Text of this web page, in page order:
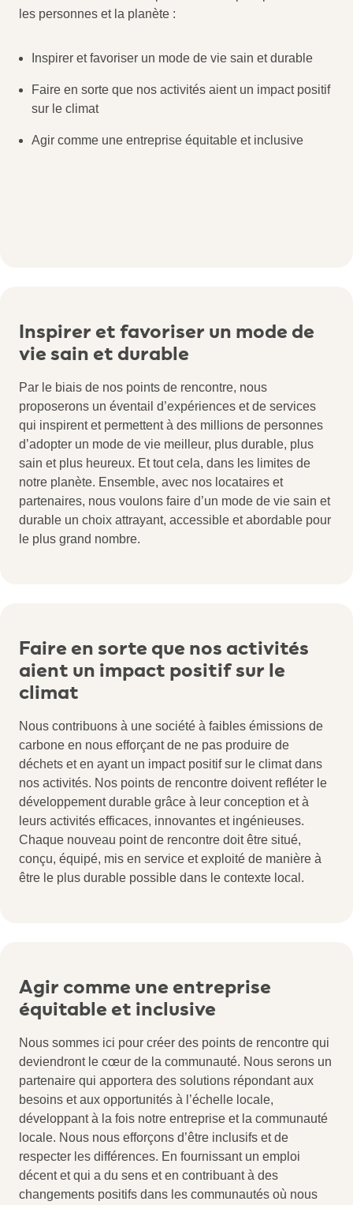
les personnes et la planète :
Inspirer et favoriser un mode de vie sain et durable
Faire en sorte que nos activités aient un impact positif
sur le climat
Agir comme une entreprise équitable et inclusive
Inspirer et favoriser un mode de
vie sain et durable
Par le biais de nos points de rencontre, nous
proposerons un éventail d’expériences et de services
qui inspirent et permettent à des millions de personnes
d’adopter un mode de vie meilleur, plus durable, plus
sain et plus heureux. Et tout cela, dans les limites de
notre planète. Ensemble, avec nos locataires et
partenaires, nous voulons faire d’un mode de vie sain et
durable un choix attrayant, accessible et abordable pour
le plus grand nombre.
Faire en sorte que nos activités
aient un impact positif sur le
climat
Nous contribuons à une société à faibles émissions de
carbone en nous efforçant de ne pas produire de
déchets et en ayant un impact positif sur le climat dans
nos activités. Nos points de rencontre doivent refléter le
développement durable grâce à leur conception et à
leurs activités efficaces, innovantes et ingénieuses.
Chaque nouveau point de rencontre doit être situé,
conçu, équipé, mis en service et exploité de manière à
être le plus durable possible dans le contexte local.
Agir comme une entreprise
équitable et inclusive
Nous sommes ici pour créer des points de rencontre qui
deviendront le cœur de la communauté. Nous serons un
partenaire qui apportera des solutions répondant aux
besoins et aux opportunités à l’échelle locale,
développant à la fois notre entreprise et la communauté
locale. Nous nous efforçons d’être inclusifs et de
respecter les différences. En fournissant un emploi
décent et qui a du sens et en contribuant à des
changements positifs dans les communautés où nous